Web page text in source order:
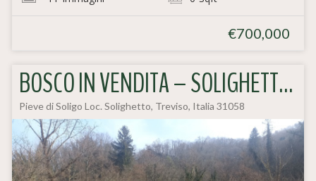
€700,000
BOSCO IN VENDITA – SOLIGHETTO, COLLINE UNESCO
Pieve di Soligo Loc. Solighetto, Treviso, Italia 31058